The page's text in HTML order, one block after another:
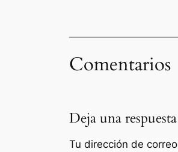
Comentarios
Deja una respuesta
Tu dirección de correo